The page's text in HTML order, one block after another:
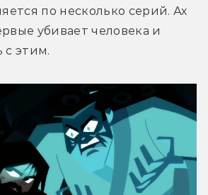
по несколько серий. Ах
убивает человека и
этим.